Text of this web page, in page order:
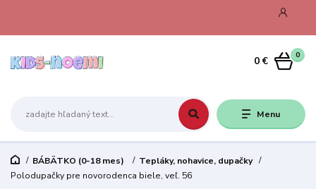
Menu
0
0 €
BÁBÄTKO (0-18 mes)
Tepláky, nohavice, dupačky
Polodupačky pre novorodenca biele, veľ. 56